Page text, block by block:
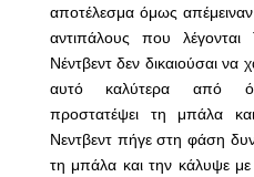
αποτέλεσμα όμως απέμειναν
αντιπάλους που
Νέντβεντ δεν δικαιούσαι
αυτό καλύτερα από
προστατέψει τη μπάλα
Νεντβεντ πήγε στη φάση
τη μπάλα και την κάλυψε